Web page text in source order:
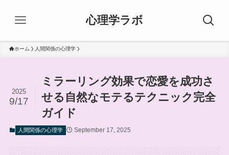
心理学ラボ
ホーム 人間関係の心理学
ミラーリング効果で恋愛を成功さ
せる自然なモテるテクニック完全
ガイド
2025
9/17
人間関係の心理学 September 17, 2025